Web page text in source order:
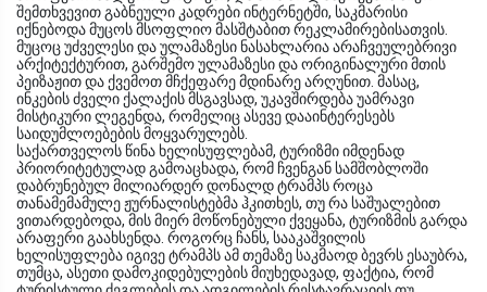
შემთხვევით გაბნეული კადრები ინტერნეტში, საკმარისი
იქნებოდა მუცოს მსოფლიო მასშტაბით რეკლამირებისათვის.
მუცოც უძველესი და ულამაზესი ნასახლარია არაჩვეულებრივი
არქიტექტურით, გარშემო ულამაზესი და ორიგინალური მთის
პეიზაჟით და ქვემოთ მჩქეფარე მდინარე არღუნით. მასაც,
ინკების ძველი ქალაქის მსგავსად, უკავშირდება უამრავი
მისტიკური ლეგენდა, რომელიც ასევე დააინტერესებს
საიდუმლოებების მოყვარულებს.
საქართველოს წინა ხელისუფლებამ, ტურიზმი იმდენად
პრიორიტეტულად გამოაცხადა, რომ ჩვენგან სამშობლოში
დაბრუნებულ მილიარდერ დონალდ ტრამპს როცა
თანამემამულე ჟურნალისტებმა ჰკითხეს, თუ რა საშუალებით
ვითარდებოდა, მის მიერ მოწონებული ქვეყანა, ტურიზმის გარდა
არაფერი გაახსენდა. როგორც ჩანს, სააკაშვილის
ხელისუფლება იგივე ტრამპს ამ თემაზე საკმაოდ ბევრს ესაუბრა,
თუმცა, ასეთი დამოკიდებულების მიუხედავად, ფაქტია, რომ